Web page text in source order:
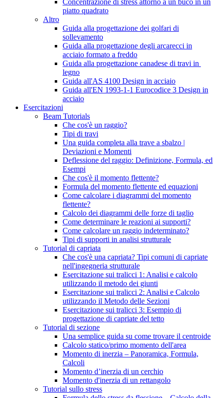
Concentrazione di stress attorno a un buco in un
piatto quadrato
Altro
Guida alla progettazione dei golfari di
sollevamento
Guida alla progettazione degli arcarecci in
acciaio formato a freddo
Guida alla progettazione canadese di travi in ​​
legno
Guida all'AS 4100 Design in acciaio
Guida all'EN 1993-1-1 Eurocodice 3 Design in
acciaio
Esercitazioni
Beam Tutorials
Che cos'è un raggio?
Tipi di travi
Una guida completa alla trave a sbalzo |
Deviazioni e Momenti
Deflessione del raggio: Definizione, Formula, ed
Esempi
Che cos'è il momento flettente?
Formula del momento flettente ed equazioni
Come calcolare i diagrammi del momento
flettente?
Calcolo dei diagrammi delle forze di taglio
Come determinare le reazioni ai supporti?
Come calcolare un raggio indeterminato?
Tipi di supporti in analisi strutturale
Tutorial di capriata
Che cos'è una capriata? Tipi comuni di capriate
nell'ingegneria strutturale
Esercitazione sui tralicci 1: Analisi e calcolo
utilizzando il metodo dei giunti
Esercitazione sui tralicci 2: Analisi e Calcolo
utilizzando il Metodo delle Sezioni
Esercitazione sui tralicci 3: Esempio di
progettazione di capriate del tetto
Tutorial di sezione
Una semplice guida su come trovare il centroide
Calcolo statico/primo momento dell'area
Momento di inerzia – Panoramica, Formula,
Calcoli
Momento d’inerzia di un cerchio
Momento d'inerzia di un rettangolo
Tutorial sullo stress